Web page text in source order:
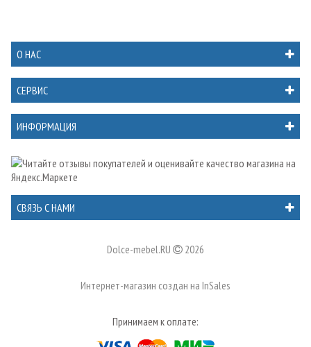
О НАС
СЕРВИС
ИНФОРМАЦИЯ
СВЯЗЬ С НАМИ
Dolce-mebel.RU 2026
Интернет-магазин создан на InSales
Принимаем к оплате: